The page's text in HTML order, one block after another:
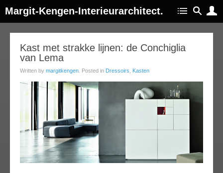
Margit-Kengen-Interieurarchitect.
Kast met strakke lijnen: de Conchiglia
van Lema
Written by margitkengen . Posted in Dressoirs Kasten